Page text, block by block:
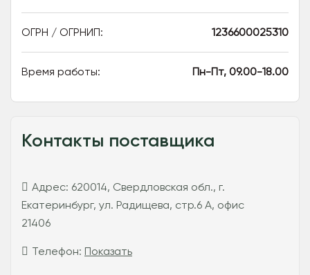
ОГРН / ОГРНИП: 1236600025310
Время работы: Пн-Пт, 09.00-18.00
Контакты поставщика
Адрес: 620014, Свердловская обл., г.
Екатеринбург, ул. Радищева, стр.6 А, офис
21406
Телефон: Показать